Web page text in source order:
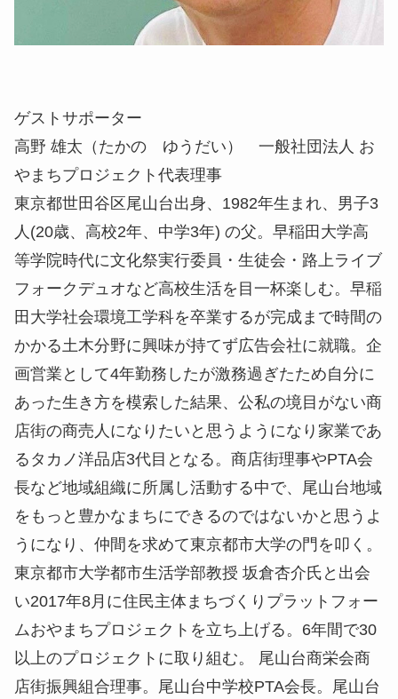
ゲストサポーター
高野 雄太（たかの ゆうだい） 一般社団法人 お
やまちプロジェクト代表理事
東京都世田谷区尾山台出身、1982年生まれ、男子3
人(20歳、高校2年、中学3年) の父。早稲田大学高
等学院時代に文化祭実行委員・生徒会・路上ライブ
フォークデュオなど高校生活を目一杯楽しむ。早稲
田大学社会環境工学科を卒業するが完成まで時間の
かかる土木分野に興味が持てず広告会社に就職。企
画営業として4年勤務したが激務過ぎたため自分に
あった生き方を模索した結果、公私の境目がない商
店街の商売人になりたいと思うようになり家業であ
るタカノ洋品店3代目となる。商店街理事やPTA会
長など地域組織に所属し活動する中で、尾山台地域
をもっと豊かなまちにできるのではないかと思うよ
うになり、仲間を求めて東京都市大学の門を叩く。
東京都市大学都市生活学部教授 坂倉杏介氏と出会
い2017年8月に住民主体まちづくりプラットフォー
ムおやまちプロジェクトを立ち上げる。6年間で30
以上のプロジェクトに取り組む。 尾山台商栄会商
店街振興組合理事。尾山台中学校PTA会長。尾山台